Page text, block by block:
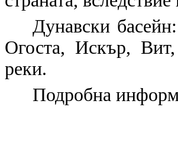
Дунавски
Огоста, Искър,
реки.
Подробна